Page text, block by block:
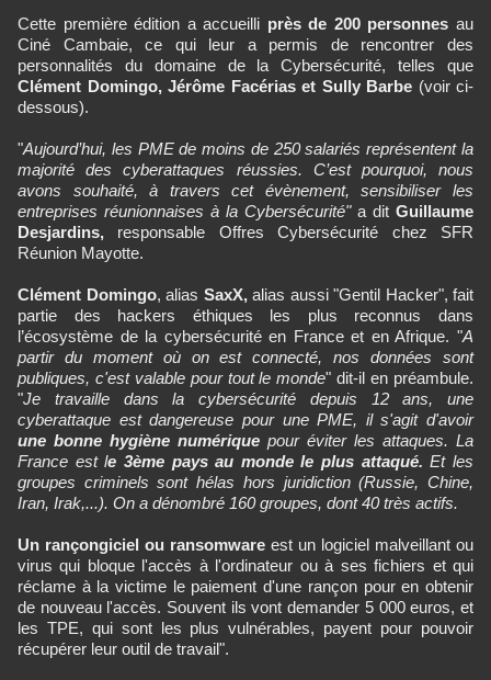
Cette première édition a accueilli près de 200 personnes au
Ciné Cambaie, ce qui leur a permis de rencontrer des
personnalités du domaine de la Cybersécurité, telles que
Clément Domingo, Jérôme Facérias et Sully Barbe (voir ci-
dessous).
"Aujourd’hui, les PME de moins de 250 salariés représentent la
majorité des cyberattaques réussies. C’est pourquoi, nous
avons souhaité, à travers cet évènement, sensibiliser les
entreprises réunionnaises à la Cybersécurité" a dit Guillaume
Desjardins, responsable Offres Cybersécurité chez SFR
Réunion Mayotte.
Clément Domingo, alias SaxX,alias aussi "Gentil Hacker", fait
partie des hackers éthiques les plus reconnus dans
l’écosystème de la cybersécurité en France et en Afrique. "A
partir du moment où on est connecté, nos données sont
publiques, c'est valable pour tout le monde" dit-il en préambule.
"Je travaille dans la cybersécurité depuis 12 ans, une
cyberattaque est dangereuse pour une PME, il s'agit d'avoir
une bonne hygiène numérique pour éviter les attaques. La
France est le 3ème pays au monde le plus attaqué. Et les
groupes criminels sont hélas hors juridiction (Russie, Chine,
Iran, Irak,...). On a dénombré 160 groupes, dont 40 très actifs.
Un rançongiciel ou ransomware est un logiciel malveillant ou
virus qui bloque l'accès à l'ordinateur ou à ses fichiers et qui
réclame à la victime le paiement d'une rançon pour en obtenir
de nouveau l'accès. Souvent ils vont demander 5 000 euros, et
les TPE, qui sont les plus vulnérables, payent pour pouvoir
récupérer leur outil de travail".